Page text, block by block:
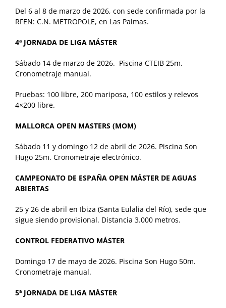
Del 6 al 8 de marzo de 2026, con sede confirmada por la
RFEN: C.N. METROPOLE, en Las Palmas.
4ª JORNADA DE LIGA MÁSTER
Sábado 14 de marzo de 2026. Piscina CTEIB 25m.
Cronometraje manual.
Pruebas: 100 libre, 200 mariposa, 100 estilos y relevos
4×200 libre.
MALLORCA OPEN MASTERS (MOM)
Sábado 11 y domingo 12 de abril de 2026. Piscina Son
Hugo 25m. Cronometraje electrónico.
CAMPEONATO DE ESPAÑA OPEN MÁSTER DE AGUAS
ABIERTAS
25 y 26 de abril en Ibiza (Santa Eulalia del Río), sede que
sigue siendo provisional. Distancia 3.000 metros.
CONTROL FEDERATIVO MÁSTER
Domingo 17 de mayo de 2026. Piscina Son Hugo 50m.
Cronometraje manual.
5ª JORNADA DE LIGA MÁSTER